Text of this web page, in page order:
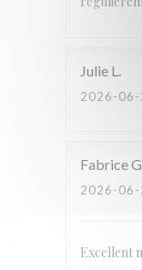
Julie L
2026-06-
FabriceG
2026-06-
Excellent